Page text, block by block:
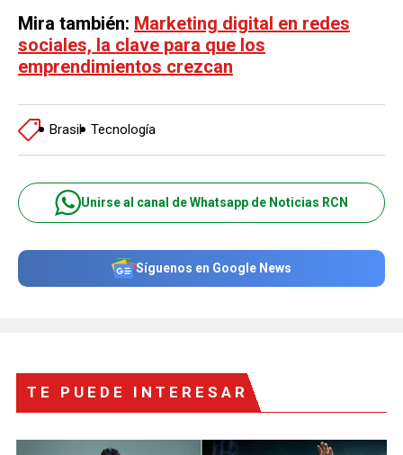
Mira también: Marketing digital en redes
sociales, la clave para que los
emprendimientos crezcan
Brasil Tecnología
Unirse al canal de Whatsapp de Noticias RCN
Síguenos en Google News
TE PUEDE INTERESAR